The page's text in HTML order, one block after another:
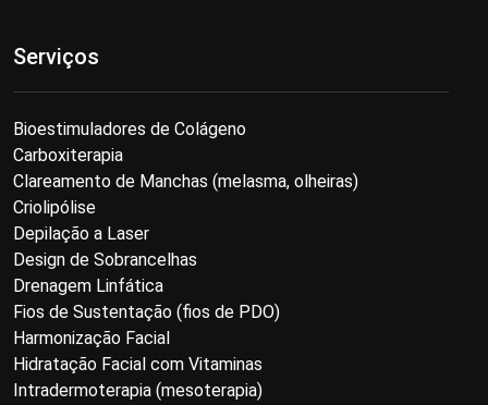
Serviços
Bioestimuladores de Colágeno
Carboxiterapia
Clareamento de Manchas (melasma, olheiras)
Criolipólise
Depilação a Laser
Design de Sobrancelhas
Drenagem Linfática
Fios de Sustentação (fios de PDO)
Harmonização Facial
Hidratação Facial com Vitaminas
Intradermoterapia (mesoterapia)